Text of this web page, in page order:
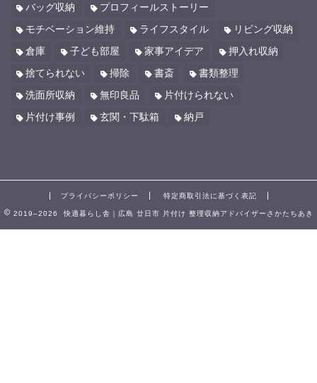
バッグ収納 プロフィールストーリー
モチベーション維持 ライフスタイル リビング収納
倉庫 子ども部屋 家事アイデア 押入れ収納
捨てられない 掃除 書斎 書類整理
洗面所収納 無印良品 片付けられない
片付け事例 玄関・下駄箱 納戸
プライバシーポリシー 特定商取引法に基づく表記
2019–2026 快適暮らし舎｜広島 廿日市 片付け 整理収納アドバイザーさかたちあき